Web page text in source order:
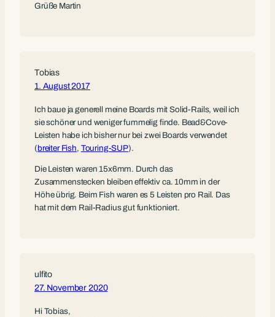
Grüße Martin
Tobias
1. August 2017
Ich baue ja generell meine Boards mit Solid-Rails, weil ich
sie schöner und weniger fummelig finde. Bead&Cove-
Leisten habe ich bisher nur bei zwei Boards verwendet
(breiter Fish, Touring-SUP).
Die Leisten waren 15x6mm. Durch das
Zusammenstecken bleiben effektiv ca. 10mm in der
Höhe übrig. Beim Fish waren es 5 Leisten pro Rail. Das
hat mit dem Rail-Radius gut funktioniert.
ulfito
27. November 2020
Hi Tobias,